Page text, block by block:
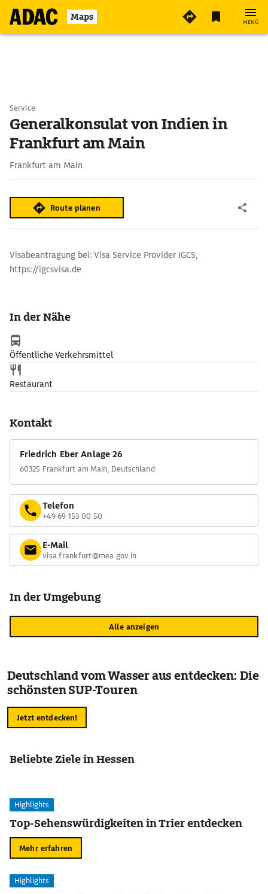
Maps MENÜ
Service
Generalkonsulat von Indien in
Frankfurt am Main
Frankfurt am Main
Route planen
Visabeantragung bei: Visa Service Provider IGCS,
https://igcsvisa.de
In der Nähe
Öffentliche Verkehrsmittel
Restaurant
Kontakt
Friedrich Eber Anlage 26
60325 Frankfurt am Main, Deutschland
Telefon
+49 69 153 00 50
E-Mail
visa.frankfurt@mea.gov.in
In der Umgebung
Alle anzeigen
Deutschland vom Wasser aus entdecken: Die
schönsten SUP-Touren
Jetzt entdecken!
Beliebte Ziele in Hessen
Highlights
Top-Sehenswürdigkeiten in Trier entdecken
Mehr erfahren
Highlights